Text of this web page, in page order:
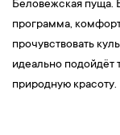
Беловежская пуща.
программа,
прочувствовать
идеально подойдёт
природную красоту.